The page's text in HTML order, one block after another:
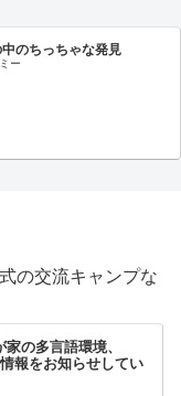
のちっちゃな発見
ー
の交流キャンプな
の多言語環境、
報をお知らせしてい